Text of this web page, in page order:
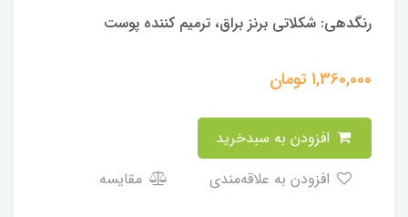
رنگدهی: شکلاتی برنز براق، ترمیم کننده پوست
1,360,000تومان
مقایسه